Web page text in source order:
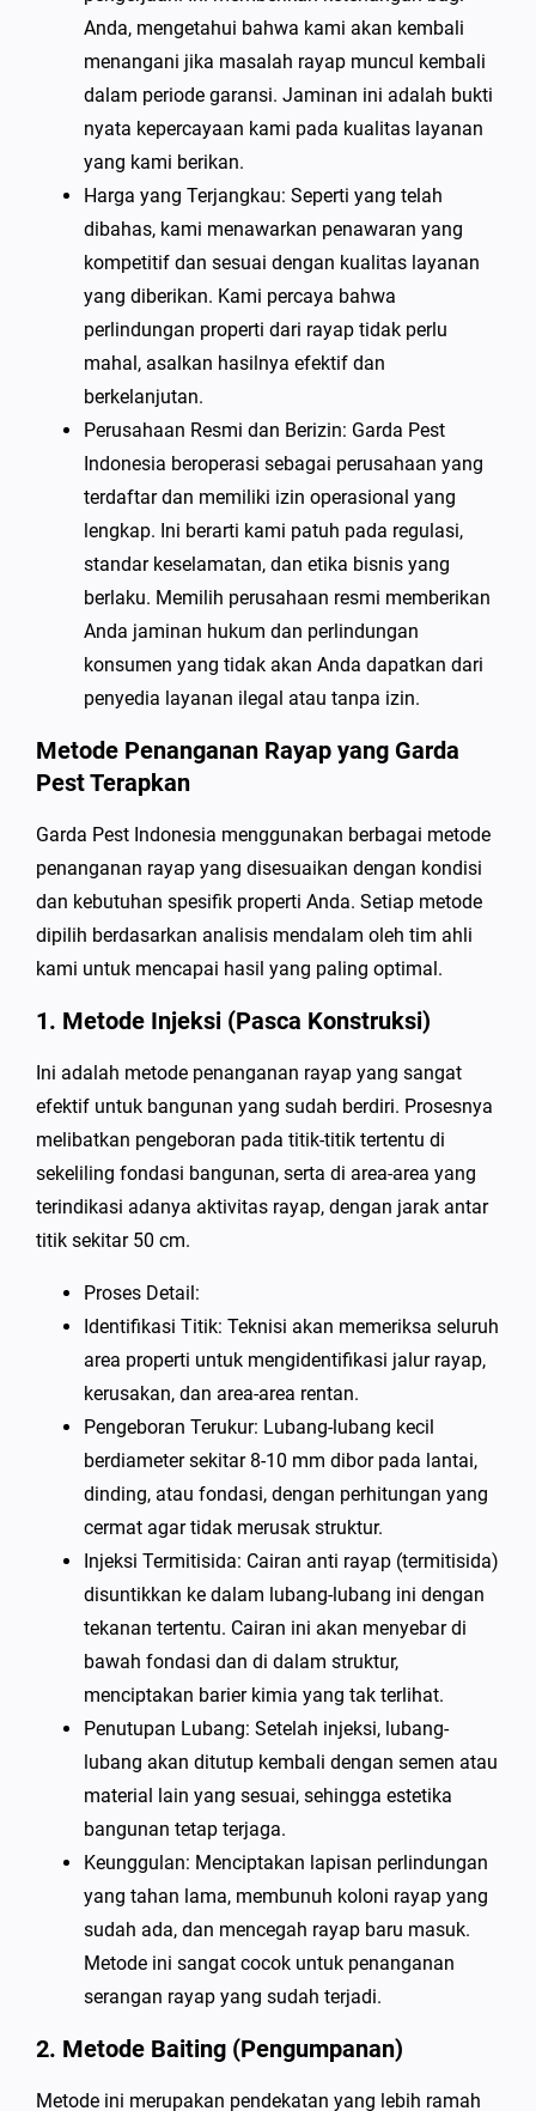
Anda, mengetahui bahwa kami akan kembali
menangani jika masalah rayap muncul kembali
dalam periode garansi. Jaminan ini adalah bukti
nyata kepercayaan kami pada kualitas layanan
yang kami berikan.
Harga yang Terjangkau: Seperti yang telah
dibahas, kami menawarkan penawaran yang
kompetitif dan sesuai dengan kualitas layanan
yang diberikan. Kami percaya bahwa
perlindungan properti dari rayap tidak perlu
mahal, asalkan hasilnya efektif dan
berkelanjutan.
Perusahaan Resmi dan Berizin: Garda Pest
Indonesia beroperasi sebagai perusahaan yang
terdaftar dan memiliki izin operasional yang
lengkap. Ini berarti kami patuh pada regulasi,
standar keselamatan, dan etika bisnis yang
berlaku. Memilih perusahaan resmi memberikan
Anda jaminan hukum dan perlindungan
konsumen yang tidak akan Anda dapatkan dari
penyedia layanan ilegal atau tanpa izin.
Metode Penanganan Rayap yang Garda
Pest Terapkan
Garda Pest Indonesia menggunakan berbagai metode
penanganan rayap yang disesuaikan dengan kondisi
dan kebutuhan spesifik properti Anda. Setiap metode
dipilih berdasarkan analisis mendalam oleh tim ahli
kami untuk mencapai hasil yang paling optimal.
1. Metode Injeksi (Pasca Konstruksi)
Ini adalah metode penanganan rayap yang sangat
efektif untuk bangunan yang sudah berdiri. Prosesnya
melibatkan pengeboran pada titik-titik tertentu di
sekeliling fondasi bangunan, serta di area-area yang
terindikasi adanya aktivitas rayap, dengan jarak antar
titik sekitar 50 cm.
Proses Detail:
Identifikasi Titik: Teknisi akan memeriksa seluruh
area properti untuk mengidentifikasi jalur rayap,
kerusakan, dan area-area rentan.
Pengeboran Terukur: Lubang-lubang kecil
berdiameter sekitar 8-10 mm dibor pada lantai,
dinding, atau fondasi, dengan perhitungan yang
cermat agar tidak merusak struktur.
Injeksi Termitisida: Cairan anti rayap (termitisida)
disuntikkan ke dalam lubang-lubang ini dengan
tekanan tertentu. Cairan ini akan menyebar di
bawah fondasi dan di dalam struktur,
menciptakan barier kimia yang tak terlihat.
Penutupan Lubang: Setelah injeksi, lubang-
lubang akan ditutup kembali dengan semen atau
material lain yang sesuai, sehingga estetika
bangunan tetap terjaga.
Keunggulan: Menciptakan lapisan perlindungan
yang tahan lama, membunuh koloni rayap yang
sudah ada, dan mencegah rayap baru masuk.
Metode ini sangat cocok untuk penanganan
serangan rayap yang sudah terjadi.
2. Metode Baiting (Pengumpanan)
Metode ini merupakan pendekatan yang lebih ramah